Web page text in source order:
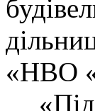
«НВО